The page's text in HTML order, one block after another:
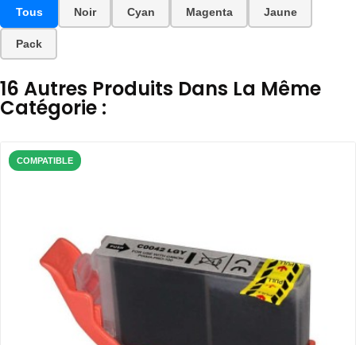
Tous Noir Cyan Magenta Jaune
Pack
16 Autres Produits Dans La Même
Catégorie :
COMPATIBLE